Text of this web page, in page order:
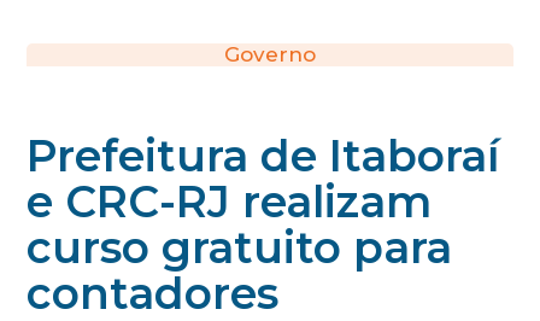
Governo
Prefeitura de Itaboraí
e CRC-RJ realizam
curso gratuito para
contadores